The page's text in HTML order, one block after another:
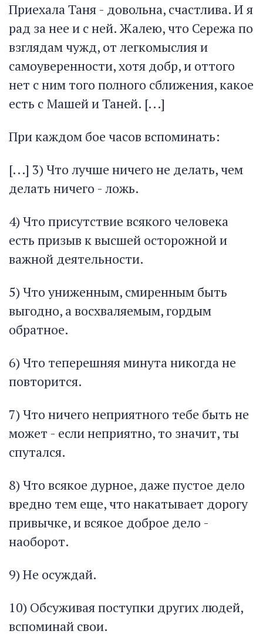
Приехала Таня - довольна, счастлива. И я
рад за нее и с ней. Жалею, что Сережа по
взглядам чужд, от легкомыслия и
самоуверенности, хотя добр, и оттого
нет с ним того полного сближения, какое
есть с Машей и Таней. [...]
При каждом бое часов вспоминать:
[...] 3) Что лучше ничего не делать, чем
делать ничего - ложь.
4) Что присутствие всякого человека
есть призыв к высшей осторожной и
важной деятельности.
5) Что униженным, смиренным быть
выгодно, а восхваляемым, гордым
обратное.
6) Что теперешняя минута никогда не
повторится.
7) Что ничего неприятного тебе быть не
может - если неприятно, то значит, ты
спутался.
8) Что всякое дурное, даже пустое дело
вредно тем еще, что накатывает дорогу
привычке, и всякое доброе дело -
наоборот.
9) Не осуждай.
10) Обсуживая поступки других людей,
вспоминай свои.